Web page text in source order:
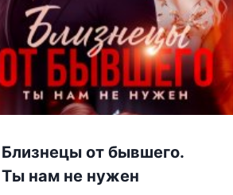
Близнецы от бывшего.
Ты нам не нужен